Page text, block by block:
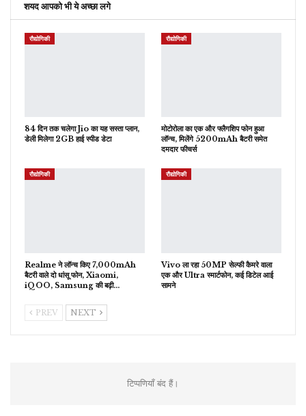
शयद आपको भी ये अच्छा लगे
रौद्योगिकी
84 दिन तक चलेगा Jio का यह सस्ता प्लान,
डेली मिलेगा 2GB हाई स्पीड डेटा
रौद्योगिकी
मोटोरोला का एक और फ्लैगशिप फोन हुआ
लॉन्च, मिलेंगे 5200mAh बैटरी समेत
दमदार फीचर्स
रौद्योगिकी
Realme ने लॉन्च किए 7,000mAh
बैटरी वाले दो धांसू फोन, Xiaomi,
iQOO, Samsung की बढ़ी…
रौद्योगिकी
Vivo ला रहा 50MP सेल्फी कैमरे वाला
एक और Ultra स्मार्टफोन, कई डिटेल आई
सामने
PREV NEXT
टिप्पणियाँ बंद हैं।